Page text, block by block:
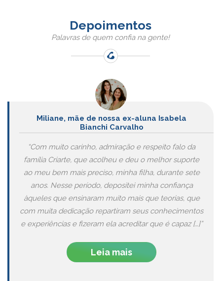
Depoimentos
Palavras de quem confia na gente!
Miliane, mãe de nossa ex-aluna Isabela
Bianchi Carvalho
“Com muito carinho, admiração e respeito falo da
família Criarte, que acolheu e deu o melhor suporte
ao meu bem mais preciso, minha filha, durante sete
anos. Nesse período, depositei minha confiança
àqueles que ensinaram muito mais que teorias, que
com muita dedicação repartiram seus conhecimentos
e experiências e fizeram ela acreditar que é capaz […]”
Leia mais